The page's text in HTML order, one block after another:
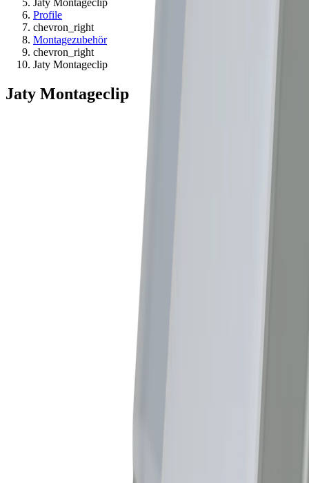
Profile
chevron_right
Montagezubehör
chevron_right
Jaty Montageclip
Jaty Montageclip